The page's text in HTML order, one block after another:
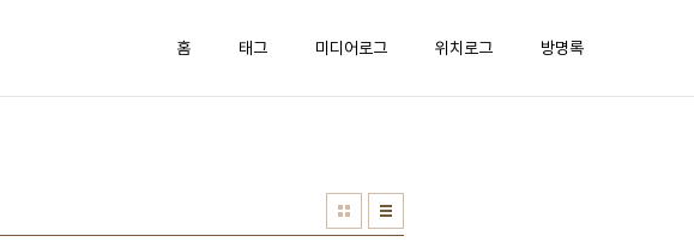
홈 태그 미디어로그 위치로그 방명록